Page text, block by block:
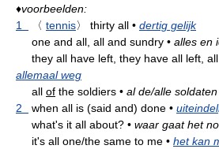
♦voorbeelden:
1
〈 tennis〉 thirty all • dertig gelijk
one and all, all and sundry • alles en
they all have left, they have all left,
allemaal weg
all of the soldiers • al de/alle soldaten
2
when all is (said and) done •
what's it all about? • waar gaat het
it's all one/the same to me • het kan